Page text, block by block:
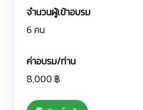
จำนวนผู้เข้าอบรม
6 คน
ค่าอบรม/ท่าน
8,000 ฿